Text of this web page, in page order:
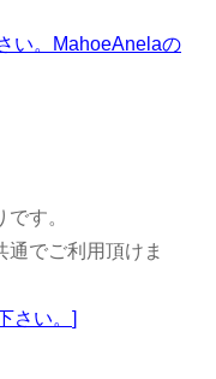
い。MahoeAnelaの
す。
でご利用頂けま
さい。 ]